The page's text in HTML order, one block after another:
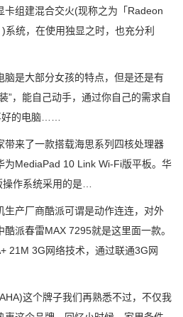
卡组建混合交火(现称之为「Radeon
统，在使用独显之时，也充分利
是大部分女孩的特点，但是还是有
”，能自己动手，通过你自己的需求自
好的电脑……
来了一款搭载海思系列四核处理器
为MediaPad 10 Link Wi-Fi版平板。华
作系统采用的是…
产厂商酷派可谓是动作连连，对外
派春雷MAX 7295就是这里面一款。
21M 3G网络技术，通过联通3G网
这个牌子我们再熟悉不过，不仅我